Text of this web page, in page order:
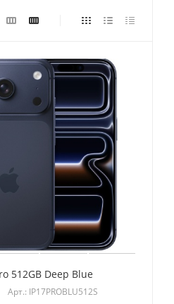
512GB Deep Blue
Арт.: IP17PROBLU512S